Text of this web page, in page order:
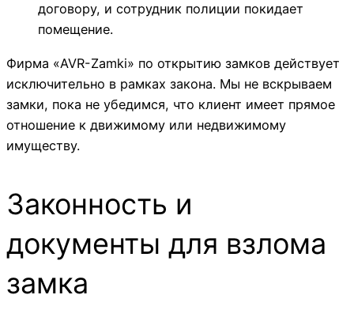
договору, и сотрудник полиции покидает
помещение.
Фирма «AVR-Zamki» по открытию замков действует
исключительно в рамках закона. Мы не вскрываем
замки, пока не убедимся, что клиент имеет прямое
отношение к движимому или недвижимому
имуществу.
Законность и
документы для взлома
замка